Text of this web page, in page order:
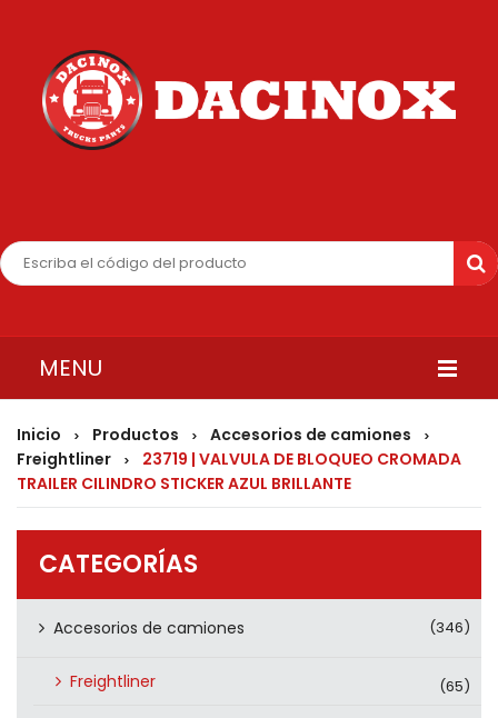
MENU
INICIO
QUIENES SOMOS
PRODUCTOS
CONTÁCTENOS
Inicio > Productos > Accesorios de camiones >
Freightliner >
23719 | VALVULA DE BLOQUEO CROMADA
TRAILER CILINDRO STICKER AZUL BRILLANTE
CATEGORÍAS
Accesorios de camiones (346)
Freightliner (65)